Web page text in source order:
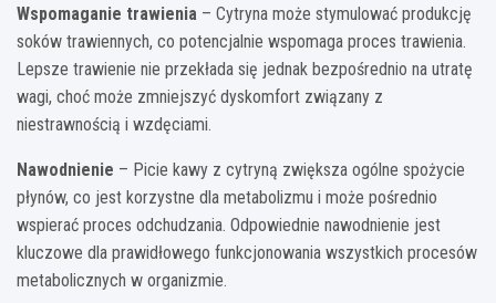
Wspomaganie trawienia – Cytryna może stymulować produkcję
soków trawiennych, co potencjalnie wspomaga proces trawienia.
Lepsze trawienie nie przekłada się jednak bezpośrednio na utratę
wagi, choć może zmniejszyć dyskomfort związany z
niestrawnością i wzdęciami.
Nawodnienie – Picie kawy z cytryną zwiększa ogólne spożycie
płynów, co jest korzystne dla metabolizmu i może pośrednio
wspierać proces odchudzania. Odpowiednie nawodnienie jest
kluczowe dla prawidłowego funkcjonowania wszystkich procesów
metabolicznych w organizmie.